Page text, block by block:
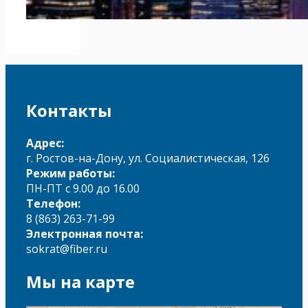
Контакты
Адрес:
г. Ростов-на-Дону, ул. Социалистическая, 126
Режим работы:
ПН-ПТ с 9.00 до 16.00
Телефон:
8 (863) 263-71-99
Электронная почта:
sokrat@fiber.ru
Мы на карте